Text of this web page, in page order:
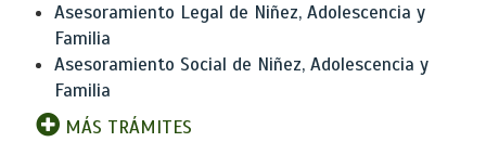
Asesoramiento Legal de Niñez, Adolescencia y
Familia
Asesoramiento Social de Niñez, Adolescencia y
Familia
MÁS TRÁMITES